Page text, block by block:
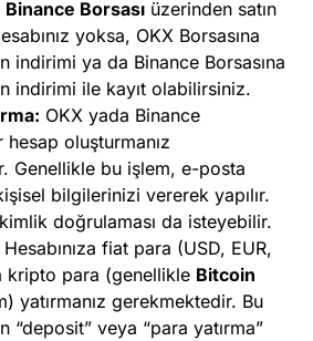
Binance Borsası üzerinden satın
yoksa, OKX Borsasına
indirimi ya da Binance Borsasına
indirimi ile kayıt olabilirsiniz.
OKX yada Binance
hesap oluşturmanız
Genellikle bu işlem, e-posta
bilgilerinizi vererek yapılır.
doğrulaması da isteyebilir.
Hesabınıza fiat para (USD, EUR,
kripto para (genellikle Bitcoin
yatırmanız gerekmektedir. Bu
“deposit” veya “para yatırma”